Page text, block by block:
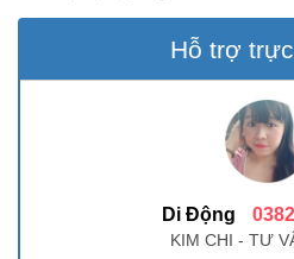
Hỗ trợ
Di Động
KIM CHI - TƯ